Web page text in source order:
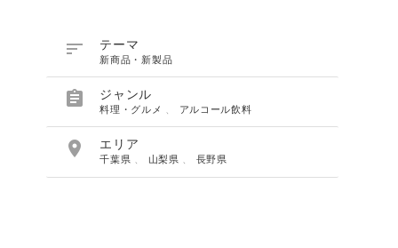
 テーマ
新商品・新製品
 ジャンル
料理・グルメ アルコール飲料
 エリア
千葉県 山梨県 長野県